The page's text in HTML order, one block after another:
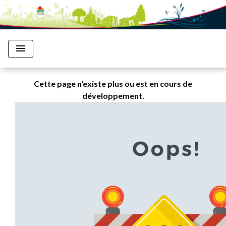
menu
Cette page n'existe plus ou est en cours de
développement.